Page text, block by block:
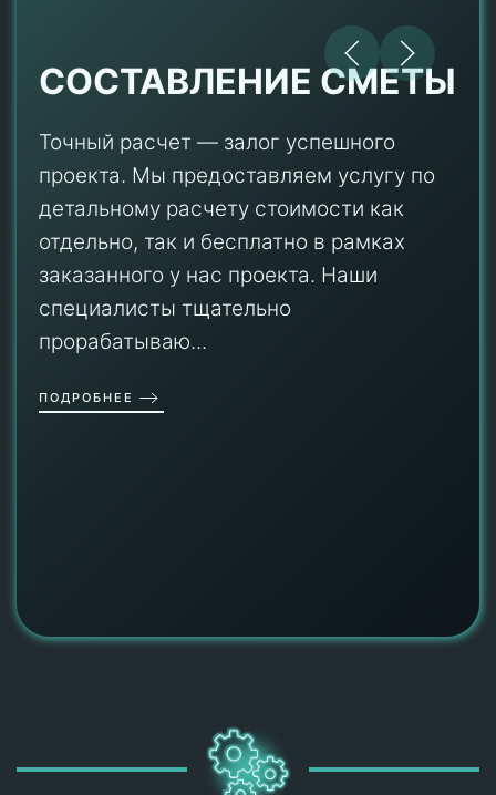
СОСТАВЛЕНИЕ СМЕТЫ
Точный расчет — залог успешного
проекта. Мы предоставляем услугу по
детальному расчету стоимости как
отдельно, так и бесплатно в рамках
заказанного у нас проекта. Наши
специалисты тщательно
прорабатываю...
ПОДРОБНЕЕ